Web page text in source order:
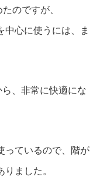
たのですが
中心に使うには、ま
、非常に快適にな
っているので、階が
ました。